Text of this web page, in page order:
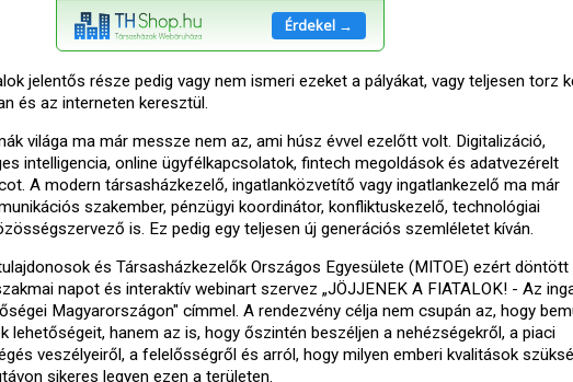
Érdekel →
jelentős része pedig vagy nem ismeri ezeket a pályákat, vagy teljesen torz
és az interneten keresztül.
világa ma már messze nem az, ami húsz évvel ezelőtt volt. Digitalizáció,
intelligencia, online ügyfélkapcsolatok, fintech megoldások és adatvezérelt
A modern társasházkezelő, ingatlanközvetítő vagy ingatlankezelő ma már
szakember, pénzügyi koordinátor, konfliktuskezelő, technológiai
is. Ez pedig egy teljesen új generációs szemléletet kíván.
és Társasházkezelők Országos Egyesülete (MITOE) ezért döntött
napot és interaktív webinart szervez „JÖJJENEK A FIATALOK! - Az
Magyarországon" címmel. A rendezvény célja nem csupán az, hogy
lehetőségeit, hanem az is, hogy őszintén beszéljen a nehézségekről, a piaci
veszélyeiről, a felelősségről és arról, hogy milyen emberi kvalitások
sikeres legyen ezen a területen.